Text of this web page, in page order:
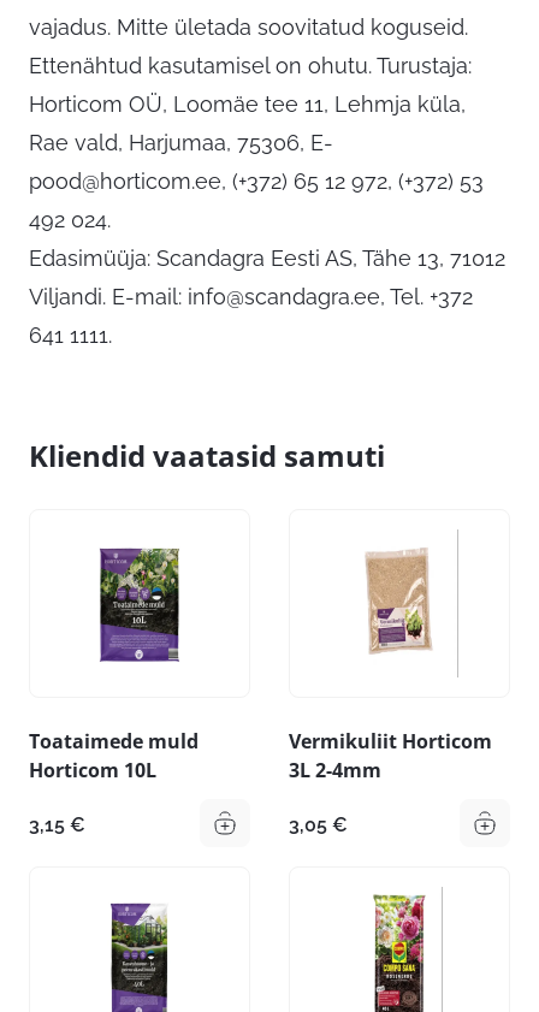
vajadus. Mitte ületada soovitatud koguseid.
Ettenähtud kasutamisel on ohutu. Turustaja:
Horticom OÜ, Loomäe tee 11, Lehmja küla,
Rae vald, Harjumaa, 75306, E-
pood@horticom.ee, (+372) 65 12 972, (+372) 53
492 024.
Edasimüüja: Scandagra Eesti AS, Tähe 13, 71012
Viljandi. E-mail: info@scandagra.ee, Tel. +372
641 1111.
Kliendid vaatasid samuti
Toataimede muld
Horticom 10L
3,15 €
Vermikuliit Horticom
3L 2-4mm
3,05 €